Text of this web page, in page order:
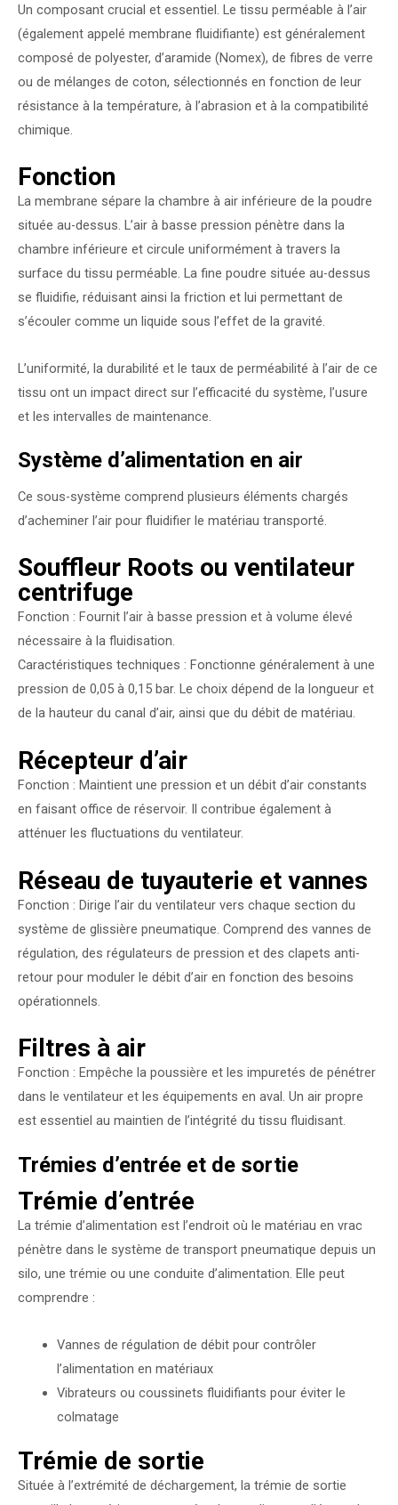
Un composant crucial et essentiel. Le tissu perméable à l’air
(également appelé membrane fluidifiante) est généralement
composé de polyester, d’aramide (Nomex), de fibres de verre
ou de mélanges de coton, sélectionnés en fonction de leur
résistance à la température, à l’abrasion et à la compatibilité
chimique.
Fonction
La membrane sépare la chambre à air inférieure de la poudre
située au-dessus. L’air à basse pression pénètre dans la
chambre inférieure et circule uniformément à travers la
surface du tissu perméable. La fine poudre située au-dessus
se fluidifie, réduisant ainsi la friction et lui permettant de
s’écouler comme un liquide sous l’effet de la gravité.
L’uniformité, la durabilité et le taux de perméabilité à l’air de ce
tissu ont un impact direct sur l’efficacité du système, l’usure
et les intervalles de maintenance.
Système d’alimentation en air
Ce sous-système comprend plusieurs éléments chargés
d’acheminer l’air pour fluidifier le matériau transporté.
Souffleur Roots ou ventilateur
centrifuge
Fonction : Fournit l’air à basse pression et à volume élevé
nécessaire à la fluidisation.
Caractéristiques techniques : Fonctionne généralement à une
pression de 0,05 à 0,15 bar. Le choix dépend de la longueur et
de la hauteur du canal d’air, ainsi que du débit de matériau.
Récepteur d’air
Fonction : Maintient une pression et un débit d’air constants
en faisant office de réservoir. Il contribue également à
atténuer les fluctuations du ventilateur.
Réseau de tuyauterie et vannes
Fonction : Dirige l’air du ventilateur vers chaque section du
système de glissière pneumatique. Comprend des vannes de
régulation, des régulateurs de pression et des clapets anti-
retour pour moduler le débit d’air en fonction des besoins
opérationnels.
Filtres à air
Fonction : Empêche la poussière et les impuretés de pénétrer
dans le ventilateur et les équipements en aval. Un air propre
est essentiel au maintien de l’intégrité du tissu fluidisant.
Trémies d’entrée et de sortie
Trémie d’entrée
La trémie d’alimentation est l’endroit où le matériau en vrac
pénètre dans le système de transport pneumatique depuis un
silo, une trémie ou une conduite d’alimentation. Elle peut
comprendre :
Vannes de régulation de débit pour contrôler
l’alimentation en matériaux
Vibrateurs ou coussinets fluidifiants pour éviter le
colmatage
Trémie de sortie
Située à l’extrémité de déchargement, la trémie de sortie